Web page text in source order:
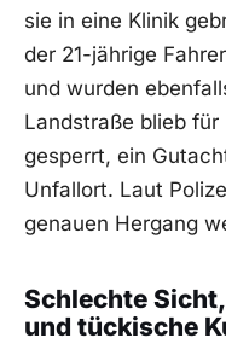
sie in eine Klinik
der 21-jährige
und wurden
Landstraße blieb
gesperrt, ein
Unfallort. Laut
genauen Hergang
Schlechte
und tückische